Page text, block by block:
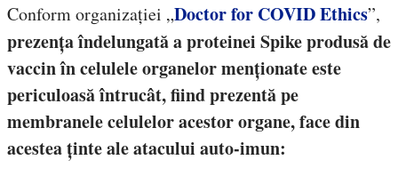
Conform organizației „Doctor for COVID Ethics”,
prezența îndelungată a proteinei Spike produsă de
vaccin în celulele organelor menționate este
periculoasă întrucât, fiind prezentă pe
membranele celulelor acestor organe, face din
acestea ținte ale atacului auto-imun: